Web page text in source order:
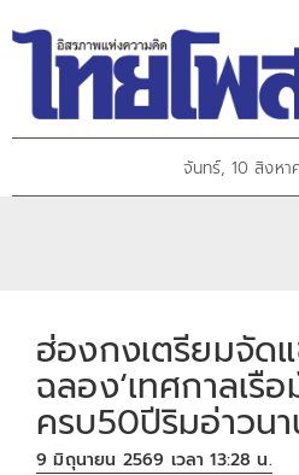
จันทร์, 10 สิงห
ฮ่องกงเตรียมจัด
ฉลอง‘เทศกาลเรือ
ครบ50ปีริมอ่าวน
9 มิถุนายน 2569 เวลา 13:28 น.